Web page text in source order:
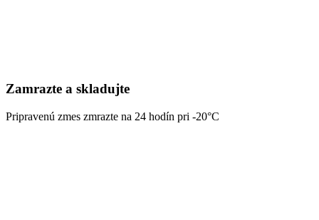
Zamrazte a skladujte
Pripravenú zmes zmrazte na 24 hodín pri -20°C